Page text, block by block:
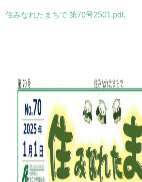
住みなれたまちで 第70号2501.pdf.